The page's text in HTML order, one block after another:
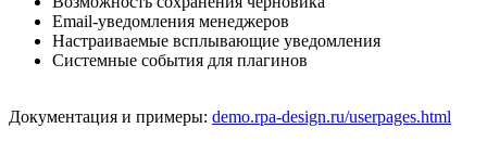
Email-уведомления менеджеров
Настраиваемые всплывающие уведомления
Системные события для плагинов
Документация и примеры: demo.rpa-design.ru/userpages.html